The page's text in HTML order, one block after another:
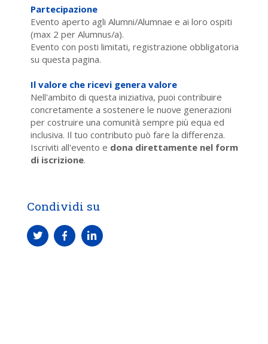
Partecipazione
Evento aperto agli Alumni/Alumnae e ai loro ospiti
(max 2 per Alumnus/a).
Evento con posti limitati, registrazione obbligatoria
su questa pagina.
Il valore che ricevi genera valore
Nell'ambito di questa iniziativa, puoi contribuire
concretamente a sostenere le nuove generazioni
per costruire una comunità sempre più equa ed
inclusiva. Il tuo contributo può fare la differenza.
Iscriviti all'evento e dona direttamente nel form
di iscrizione.
Condividi su